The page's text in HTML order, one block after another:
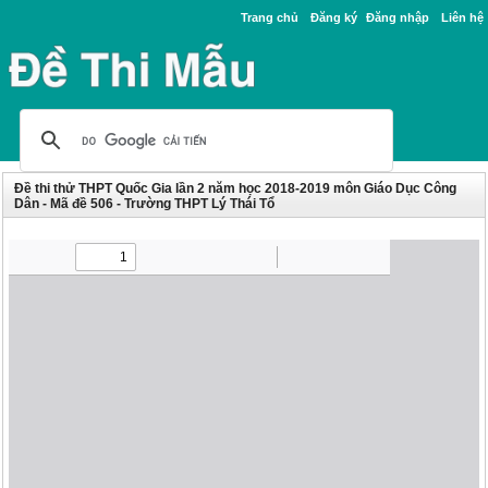
Trang chủ Đăng ký Đăng nhập Liên hệ
Đề thi thử THPT Quốc Gia lần 2 năm học 2018-2019 môn Giáo Dục Công
Dân - Mã đề 506 - Trường THPT Lý Thái Tổ